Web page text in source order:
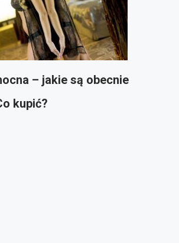
– jakie są obecnie
kupić?